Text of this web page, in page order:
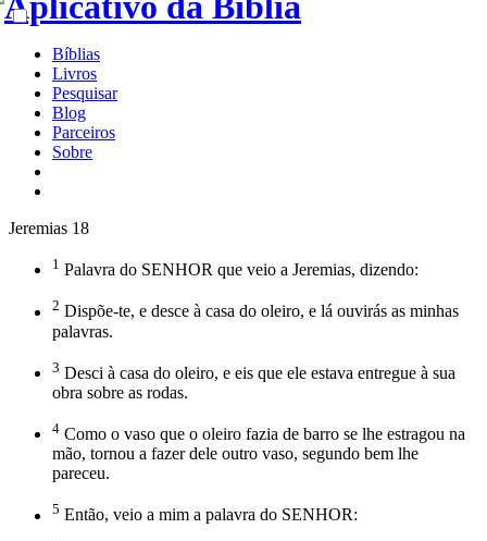
Bíblias
Livros
Pesquisar
Blog
Parceiros
Sobre
Jeremias 18
1 Palavra do SENHOR que veio a Jeremias, dizendo:
2 Dispõe-te, e desce à casa do oleiro, e lá ouvirás as minhas
palavras.
3 Desci à casa do oleiro, e eis que ele estava entregue à sua
obra sobre as rodas.
4 Como o vaso que o oleiro fazia de barro se lhe estragou na
mão, tornou a fazer dele outro vaso, segundo bem lhe
pareceu.
5 Então, veio a mim a palavra do SENHOR: